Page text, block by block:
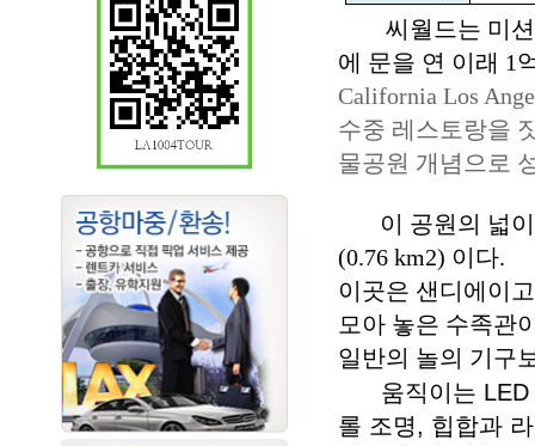
씨월드는 미션
에 문을 연 이래 1
California Los
수중 레스토랑을
물공원 개념으로
이 공원의 넓이
(0.76 km2) 이다.
이곳은 샌디에이
모아 놓은 수족관
일반의 놀의 기구
움직이는 LED
롤 조명, 힙합과